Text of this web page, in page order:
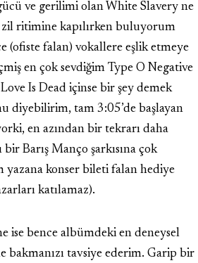
ve gerilimi olan White Slavery ne
zil ritimine kapılırken buluyorum
(ofiste falan) vokallere eşlik etmeye
en çok sevdiğim Type O Negative
Is Dead içinse bir şey demek
diyebilirim, tam 3:05’de başlayan
en azından bir tekrarı daha
bir Barış Manço şarkısına çok
konser bileti falan hediye
katılamaz).
ise bence albümdeki en deneysel
bakmanızı tavsiye ederim. Garip bir